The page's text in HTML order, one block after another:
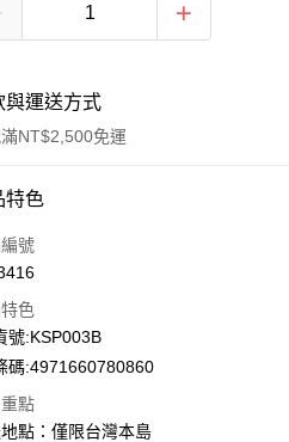
與運送方式
NT$2,500免運
方式
一次付款
支付
付
款
特色
號
色
號:KSP003B
碼:4971660780860
點
點：僅限台灣本島